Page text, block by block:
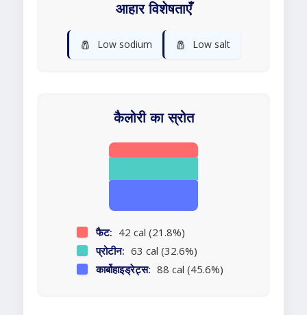
आहार विशेषताएँ
🧂 Low sodium 🧂 Low salt
कैलोरी का स्रोत
फैट: 42 cal (21.8%)
प्रोटीन: 63 cal (32.6%)
कार्बोहाइड्रेट्स: 88 cal (45.6%)